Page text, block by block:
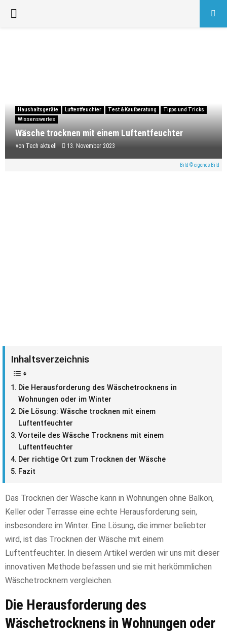
PRIMARY
Haushaltsgeräte Luftentfeuchter Test & Kaufberatung
Tipps und Tricks
Wissenswertes
Wäsche trocknen mit einem Luftentfeuchter
von Tech aktuell 13. November 2023
Bild © eigenes Bild
Inhaltsverzeichnis
Die Herausforderung des Wäschetrocknens in
Wohnungen oder im Winter
Die Lösung: Wäsche trocknen mit einem
Luftentfeuchter
Vorteile des Wäsche Trocknens mit einem
Luftentfeuchter
Der richtige Ort zum Trocknen der Wäsche
Fazit
Das Trocknen der Wäsche kann in Wohnungen ohne Balkon,
Keller oder Terrasse eine echte Herausforderung sein,
insbesondere im Winter. Eine Lösung, die immer beliebter
wird, ist das Trocknen der Wäsche mit einem
Luftentfeuchter. In diesem Artikel werden wir uns mit dieser
innovativen Methode befassen und sie mit herkömmlichen
Wäschetrocknern vergleichen.
Die Herausforderung des
Wäschetrocknens in Wohnungen oder